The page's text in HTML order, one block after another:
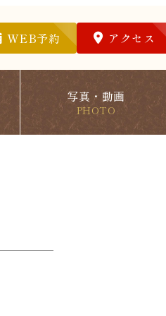
写真・動画
PHOTO
WEB予約 アクセス